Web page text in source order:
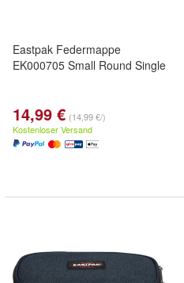
Eastpak Federmappe
EK000705 Small Round Single
14,99 € (14,99 €/)
Kostenloser Versand